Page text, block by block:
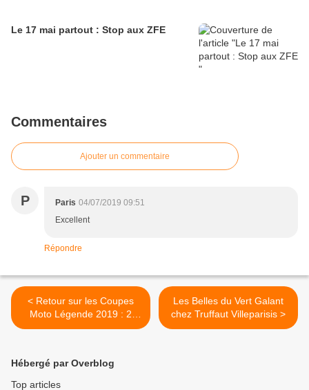
Le 17 mai partout : Stop aux ZFE
Commentaires
Ajouter un commentaire
P Paris 04/07/2019 09:51
Excellent
Répondre
< Retour sur les Coupes
Moto Légende 2019 : 2
vidéos et articles
Les Belles du Vert Galant
chez Truffaut Villeparisis >
Hébergé par Overblog
Top articles